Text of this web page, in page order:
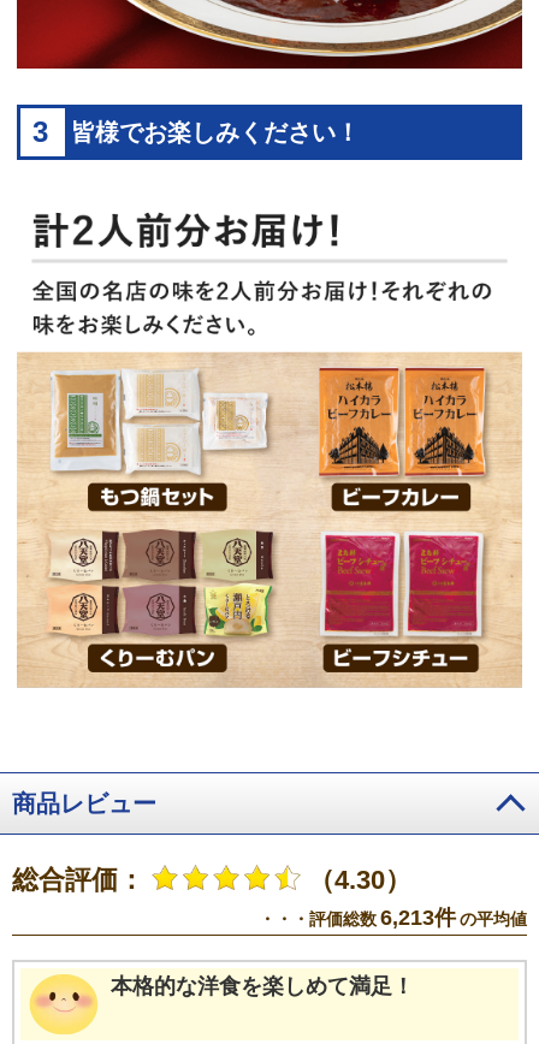
3 皆様でお楽しみください！
商品レビュー
総合評価： （4.30）
・・・評価総数6,213件の平均値
本格的な洋食を楽しめて満足！